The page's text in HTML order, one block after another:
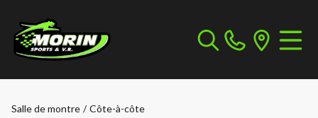
Salle de montre / Côte-à-côte